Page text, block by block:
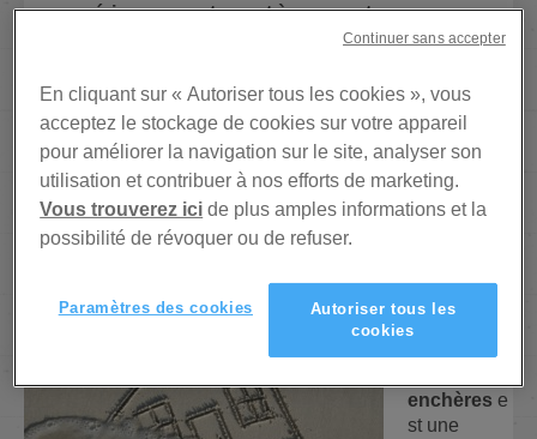
acquérir un appartement à une vente aux
acheter un bien en location-vente.
Cela pourrait vous ouvrir les portes d’accès à la
propriété, et in fine, de votre appartement tant rêvé !
COMMENT RÉALISER UN ACHAT
D’APPARTEMENT AUX ENCHÈRES?
Acheter un
bien
enchères e
st une
En cliquant sur « Autoriser tous les cookies », vous
acceptez le stockage de cookies sur votre appareil
pour améliorer la navigation sur le site, analyser son
utilisation et contribuer à nos efforts de marketing.
Vous trouverez ici de plus amples informations et la
possibilité de révoquer ou de refuser.
Autoriser tous les
cookies
Paramètres des cookies
Continuer sans accepter